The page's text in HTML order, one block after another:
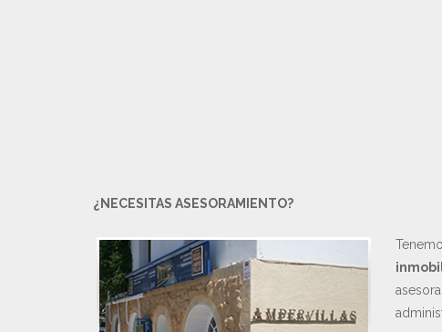
¿NECESITAS ASESORAMIENTO?